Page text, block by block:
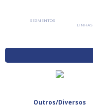
SEGMENTOS
LINHAS
Outros/Diversos